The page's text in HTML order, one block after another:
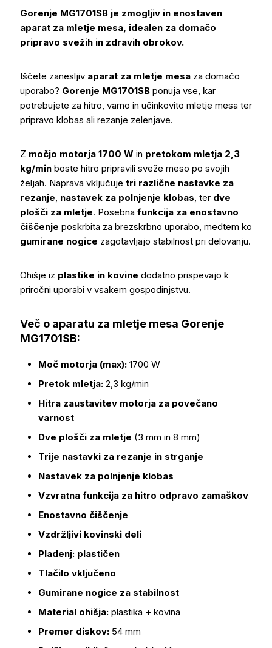
Več o izdelku
Gorenje MG1701SB je zmogljiv in enostaven
aparat za mletje mesa, idealen za domačo
pripravo svežih in zdravih obrokov.
Iščete zanesljiv aparat za mletje mesa za domačo
uporabo? Gorenje MG1701SB ponuja vse, kar
potrebujete za hitro, varno in učinkovito mletje mesa ter
pripravo klobas ali rezanje zelenjave.
Z močjo motorja 1700 W in pretokom mletja 2,3
kg/min boste hitro pripravili sveže meso po svojih
željah. Naprava vključuje tri različne nastavke za
rezanje, nastavek za polnjenje klobas, ter dve
plošči za mletje. Posebna funkcija za enostavno
čiščenje poskrbita za brezskrbno uporabo, medtem ko
gumirane nogice zagotavljajo stabilnost pri delovanju.
Ohišje iz plastike in kovine dodatno prispevajo k
priročni uporabi v vsakem gospodinjstvu.
Več o aparatu za mletje mesa Gorenje
MG1701SB:
Moč motorja (max): 1700 W
Pretok mletja: 2,3 kg/min
Hitra zaustavitev motorja za povečano
varnost
Dve plošči za mletje (3 mm in 8 mm)
Trije nastavki za rezanje in strganje
Nastavek za polnjenje klobas
Vzvratna funkcija za hitro odpravo zamaškov
Enostavno čiščenje
Vzdržljivi kovinski deli
Pladenj: plastičen
Tlačilo vključeno
Gumirane nogice za stabilnost
Material ohišja: plastika + kovina
Premer diskov: 54 mm